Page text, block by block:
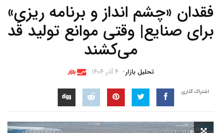
فقدان «چشم انداز و برنامه ریزی»
برای صنایع| وقتی موانع تولید قَد
می‌کشند
تحلیل بازار ۴ آذر ۱۴۰۴
اشتراک گذاری